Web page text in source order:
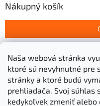
Naša webová stránka
ktoré sú nevyhnutné pre
stránky a ktoré budú
prehliadača. Svoj súhlas
kedykoľvek zmeniť
Nákupný košík
Prijímame online platby